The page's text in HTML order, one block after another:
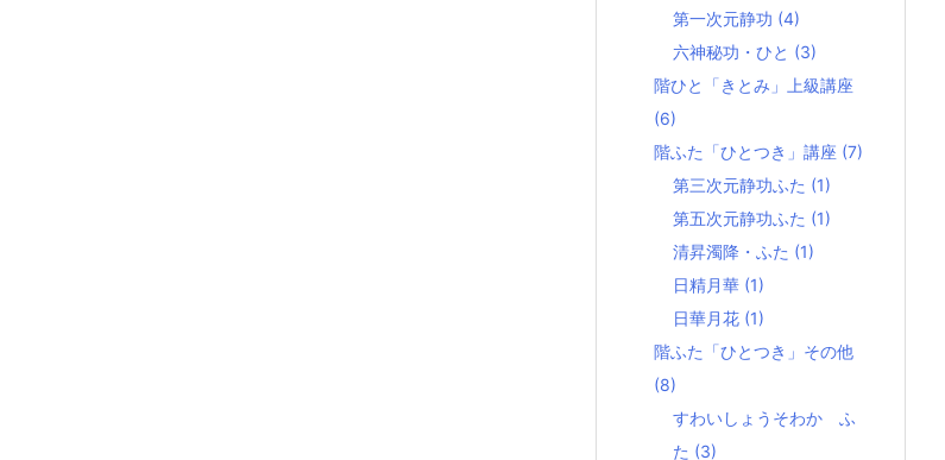
第一次元静功 (4)
六神秘功・ひと (3)
階ひと「きとみ」上級講座
(6)
階ふた「ひとつき」講座 (7)
第三次元静功ふた (1)
第五次元静功ふた (1)
清昇濁降・ふた (1)
日精月華 (1)
日華月花 (1)
階ふた「ひとつき」その他
(8)
すわいしょうそわか ふ
た (3)